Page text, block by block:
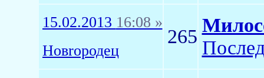
15.02.2013 16:08 »
Новrородец
265